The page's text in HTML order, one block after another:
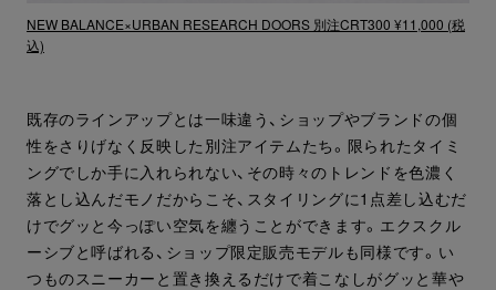
NEW BALANCE×URBAN RESEARCH DOORS 別注CRT300 ¥11,000 (税
込)
既存のラインアップとは一味違う、ショップやブランドの個
性をさりげなく反映した別注アイテムたち。限られたタイミ
ングでしか手に入れられない、その時々のトレンドを色濃く
落とし込んだモノだからこそ、スタイリングに1点差し込むだ
けでグッと今っぽい空気を纏うことができます。エクスクル
ーシブと呼ばれる、ショップ限定販売モデルも同様です。い
つものスニーカーと置き換えるだけで着こなしがグッと華や